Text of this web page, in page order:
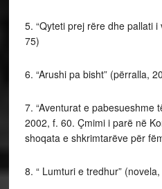
5. “Qyteti prej rëre dhe pallati
75)
6. “Arushi pa bisht” (përralla,
7. “Aventurat e pabesueshme
2002, f. 60. Çmimi i parë në
shoqata e shkrimtarëve për
8. “ Lumturi e tredhur”